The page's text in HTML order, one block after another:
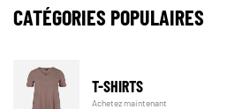
CATÉGORIES POPULAIRES
T-SHIRTS
Achetez maintenant